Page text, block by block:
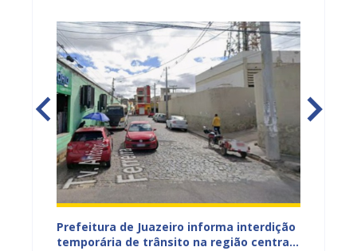
Prefeitura de Juazeiro informa interdição
temporária de trânsito na região central